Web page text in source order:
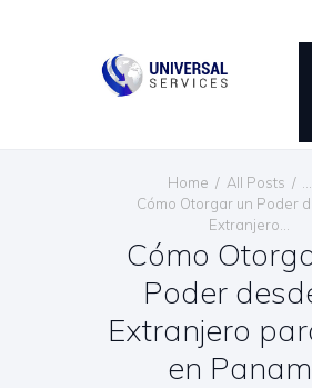
Home All Posts
Cómo Otorgar un Poder
Extranjero...
Cómo
Poder
Extranjero
en
SERVICIOS
MÉTODO DE PAGO
BLOG
CONTÁCTENOS
ESPAÑOL